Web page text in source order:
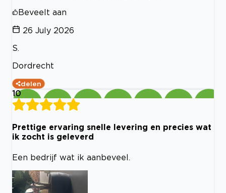
Beveelt aan
26 July 2026
S.
Dordrecht
delen
10
Prettige ervaring snelle levering en precies wat
ik zocht is geleverd
Een bedrijf wat ik aanbeveel.